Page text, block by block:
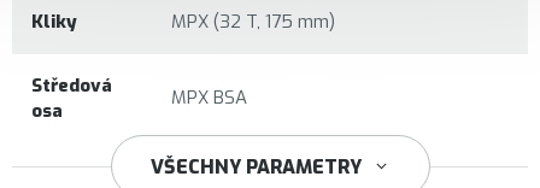
Kliky MPX (32 T, 175 mm)
Středová
osa
MPX BSA
Shimano Cues U6000
VŠECHNY PARAMETRY